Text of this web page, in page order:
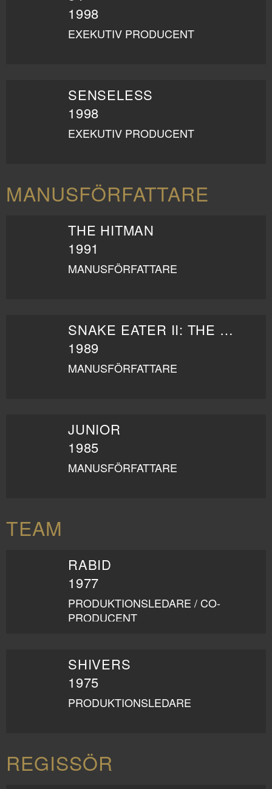
1998
EXEKUTIV PRODUCENT
SENSELESS
1998
EXEKUTIV PRODUCENT
MANUSFÖRFATTARE
THE HITMAN
1991
MANUSFÖRFATTARE
SNAKE EATER II: THE DRUG BUSTER
1989
MANUSFÖRFATTARE
JUNIOR
1985
MANUSFÖRFATTARE
TEAM
RABID
1977
PRODUKTIONSLEDARE / CO-
PRODUCENT
SHIVERS
1975
PRODUKTIONSLEDARE
REGISSÖR